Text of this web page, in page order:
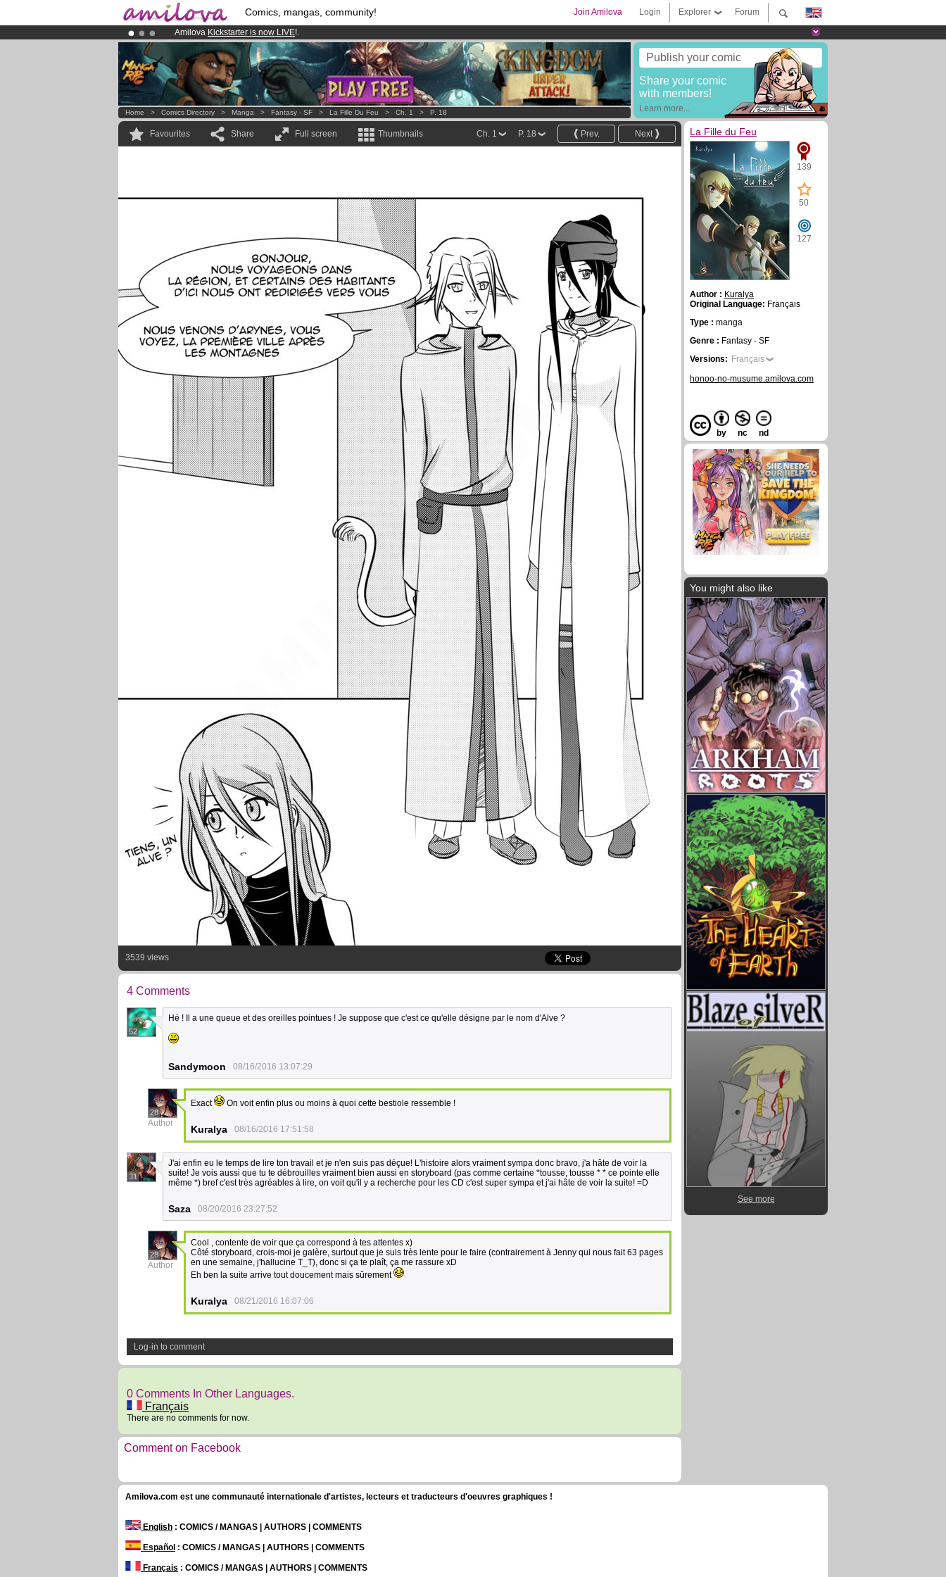
Comics, mangas, community! Forum
Explorer
Login
Join Amilova
Amilova Kickstarter is now LIVE!.
Already 100000membersand 1000comics & mangas!.
Premium membership from3.95 euros per month !Get membership now
Publish your comic
Share your comic
with members!
Learn more...
Home > Comics Directory > Manga > Fantasy - SF > La Fille Du Feu > Ch. 1 > P. 18
Favourites Share Full screen Thumbnails Next
Prev.
P. 18
Ch. 1
3539 views
4 Comments
52
Hé ! Il a une queue et des oreilles pointues ! Je suppose que c'est ce qu'elle désigne par le nom d'Alve ?
Sandymoon 08/16/2016 13:07:29
28
Author
Exact On voit enfin plus ou moins à quoi cette bestiole ressemble !
Kuralya 08/16/2016 17:51:58
31
J'ai enfin eu le temps de lire ton travail et je n'en suis pas déçue! L'histoire alors vraiment sympa donc bravo, j'a hâte de voir la
suite! Je vois aussi que tu te débrouilles vraiment bien aussi en storyboard (pas comme certaine *tousse, tousse * * ce pointe elle
même *) bref c'est très agréables à lire, on voit qu'il y a recherche pour les CD c'est super sympa et j'ai hâte de voir la suite! =D
Saza 08/20/2016 23:27:52
28
Author
Cool , contente de voir que ça correspond à tes attentes x)
Côté storyboard, crois-moi je galère, surtout que je suis très lente pour le faire (contrairement à Jenny qui nous fait 63 pages
en une semaine, j'hallucine T_T), donc si ça te plaît, ça me rassure xD
Eh ben la suite arrive tout doucement mais sûrement
Kuralya 08/21/2016 16:07:06
Log-in to comment
0 Comments In Other Languages.
Français
There are no comments for now.
Comment on Facebook
La Fille du Feu
139
50
127
Author : Kuralya
Original Language: Français
Type : manga
Genre : Fantasy - SF
Versions: Français
honoo-no-musume.amilova.com
by nc nd
You might also like
See more
Amilova.com est une communauté internationale d'artistes, lecteurs et traducteurs d'oeuvres graphiques !
English : COMICS / MANGAS | AUTHORS | COMMENTS
Español : COMICS / MANGAS | AUTHORS | COMMENTS
Français : COMICS / MANGAS | AUTHORS | COMMENTS